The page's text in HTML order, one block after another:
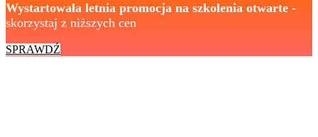
Wystartowała letnia promocja na szkolenia otwarte -
skorzystaj z niższych cen
SPRAWDŹ